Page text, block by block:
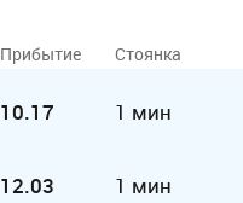
Прибытие Стоянка
10.17 1 мин
12.03 1 мин